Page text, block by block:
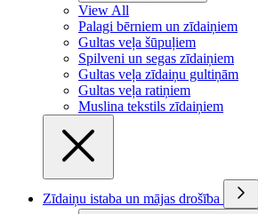
View All
Palagi bērniem un zīdaiņiem
Gultas veļa šūpuļiem
Spilveni un segas zīdaiņiem
Gultas veļa zīdaiņu gultiņām
Gultas veļa ratiņiem
Muslina tekstils zīdaiņiem
Zīdaiņu istaba un mājas drošība